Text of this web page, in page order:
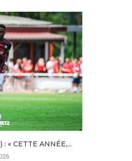
« CETTE ANNÉE,...